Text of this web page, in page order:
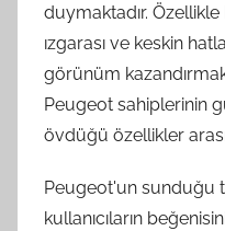
duymaktadır.
ızgarası ve keskin
görünüm
Peugeot sahiplerinin
övdüğü özellikler
Peugeot'un sunduğu
kullanıcıların